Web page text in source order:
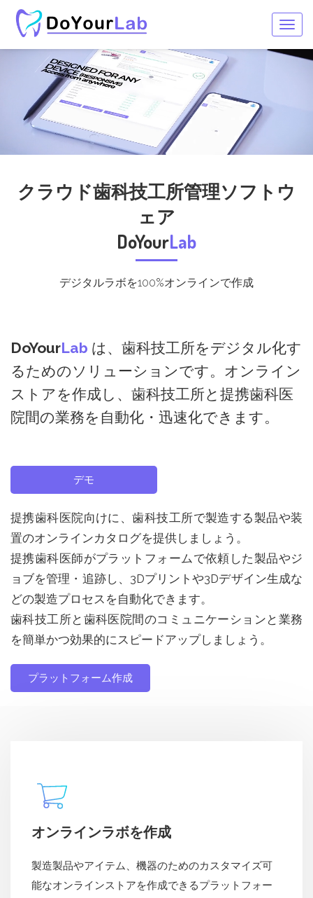
クラウド歯科技工所管理ソフトウ
ェア
DoYourLab
デジタルラボを100%オンラインで作成
DoYourLab は、歯科技工所をデジタル化す
るためのソリューションです。オンライン
ストアを作成し、歯科技工所と提携歯科医
院間の業務を自動化・迅速化できます。
デモ
提携歯科医院向けに、歯科技工所で製造する製品や装
置のオンラインカタログを提供しましょう。
提携歯科医師がプラットフォームで依頼した製品やジ
ョブを管理・追跡し、3Dプリントや3Dデザイン生成な
どの製造プロセスを自動化できます。
歯科技工所と歯科医院間のコミュニケーションと業務
を簡単かつ効果的にスピードアップしましょう。
プラットフォーム作成
オンラインラボを作成
製造製品やアイテム、機器のためのカスタマイズ可
能なオンラインストアを作成できるプラットフォー